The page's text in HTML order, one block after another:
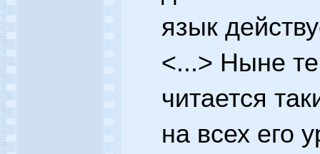
язык
<...> Ныне
читается
на всех его